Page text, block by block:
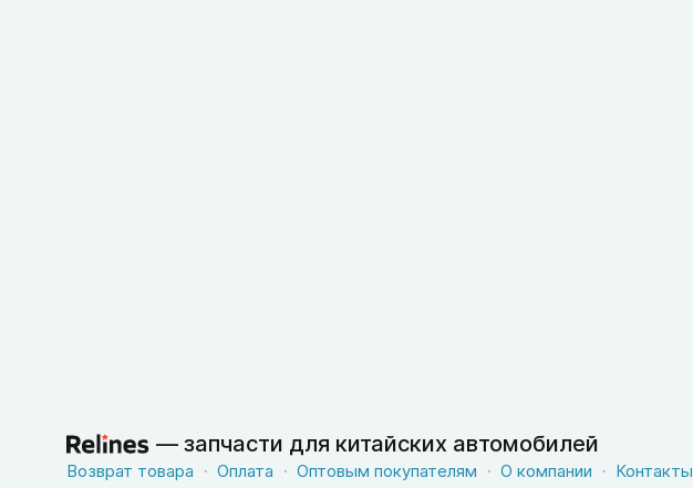
— запчасти для китайских автомобилей
Возврат товара Оплата Оптовым покупателям О компании Контакты